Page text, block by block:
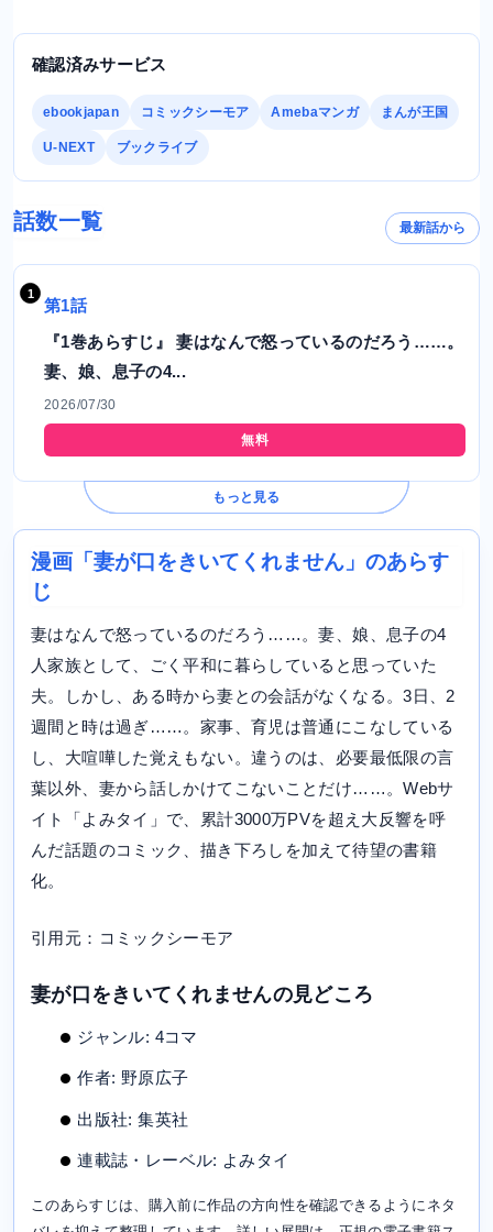
確認済みサービス
ebookjapan コミックシーモア Amebaマンガ まんが王国
U-NEXT ブックライブ
話数一覧 最新話から
第1話
『1巻あらすじ』 妻はなんで怒っているのだろう……。
妻、娘、息子の4...
2026/07/30
無料
もっと見る
漫画「妻が口をきいてくれません」のあらす
じ
妻はなんで怒っているのだろう……。妻、娘、息子の4
人家族として、ごく平和に暮らしていると思っていた
夫。しかし、ある時から妻との会話がなくなる。3日、2
週間と時は過ぎ……。家事、育児は普通にこなしている
し、大喧嘩した覚えもない。違うのは、必要最低限の言
葉以外、妻から話しかけてこないことだけ……。Webサ
イト「よみタイ」で、累計3000万PVを超え大反響を呼
んだ話題のコミック、描き下ろしを加えて待望の書籍
化。
引用元：コミックシーモア
妻が口をきいてくれませんの見どころ
ジャンル: 4コマ
作者: 野原広子
出版社: 集英社
連載誌・レーベル: よみタイ
このあらすじは、購入前に作品の方向性を確認できるようにネタ